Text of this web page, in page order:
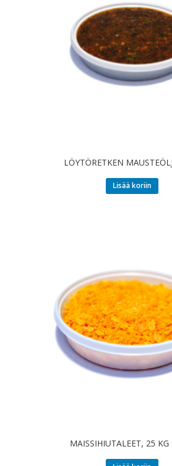
LÖYTÖRETKEN
Lisää koriin
MAISSIHIUTALEET, 25 KG